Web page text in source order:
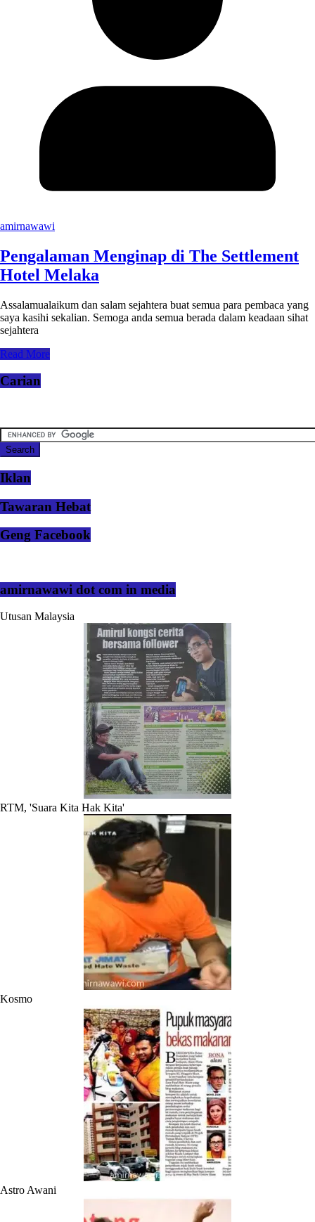
amirnawawi
Pengalaman Menginap di The Settlement
Hotel Melaka
Assalamualaikum dan salam sejahtera buat semua para pembaca yang
saya kasihi sekalian. Semoga anda semua berada dalam keadaan sihat
sejahtera
Read More
Carian
Iklan
Tawaran Hebat
Geng Facebook
amirnawawi dot com in media
Utusan Malaysia
RTM, 'Suara Kita Hak Kita'
Kosmo
Astro Awani